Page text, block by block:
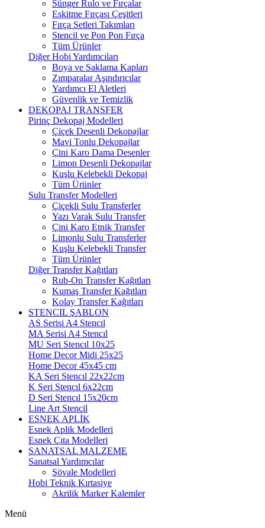
Sünger Rulo ve Fırçalar
Eskitme Fırçası Çeşitleri
Fırça Setleri Takımları
Stencil ve Pon Pon Fırça
Tüm Ürünler
Diğer Hobi Yardımcıları
Boya ve Saklama Kapları
Zımparalar Aşındırıcılar
Yardımcı El Aletleri
Güvenlik ve Temizlik
DEKOPAJ TRANSFER
Pirinç Dekopaj Modelleri
Çiçek Desenli Dekopajlar
Mavi Tonlu Dekopajlar
Çini Karo Dama Desenler
Limon Desenli Dekopajlar
Kuşlu Kelebekli Dekopaj
Tüm Ürünler
Sulu Transfer Modelleri
Çiçekli Sulu Transferler
Yazı Varak Sulu Transfer
Çini Karo Etnik Transfer
Limonlu Sulu Transferler
Kuşlu Kelebekli Transfer
Tüm Ürünler
Diğer Transfer Kağıtları
Rub-On Transfer Kağıtları
Kumaş Transfer Kağıtları
Kolay Transfer Kağıtları
STENCIL ŞABLON
AS Serisi A4 Stencıl
MA Serisi A4 Stencıl
MU Seri Stencıl 10x25
Home Decor Midi 25x25
Home Decor 45x45 cm
KA Seri Stencıl 22x22cm
K Seri Stencıl 6x22cm
D Seri Stencıl 15x20cm
Line Art Stencil
ESNEK APLİK
Esnek Aplik Modelleri
Esnek Çıta Modelleri
SANATSAL MALZEME
Sanatsal Yardımcılar
Şövale Modelleri
Hobi Teknik Kırtasiye
Akrilik Marker Kalemler
Menü